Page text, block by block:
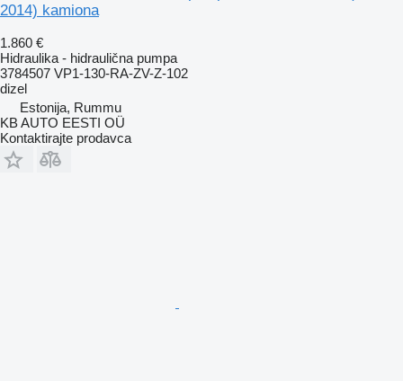
2014) kamiona
1.860 €
Hidraulika - hidraulična pumpa
3784507 VP1-130-RA-ZV-Z-102
dizel
Estonija, Rummu
KB AUTO EESTI OÜ
Kontaktirajte prodavca